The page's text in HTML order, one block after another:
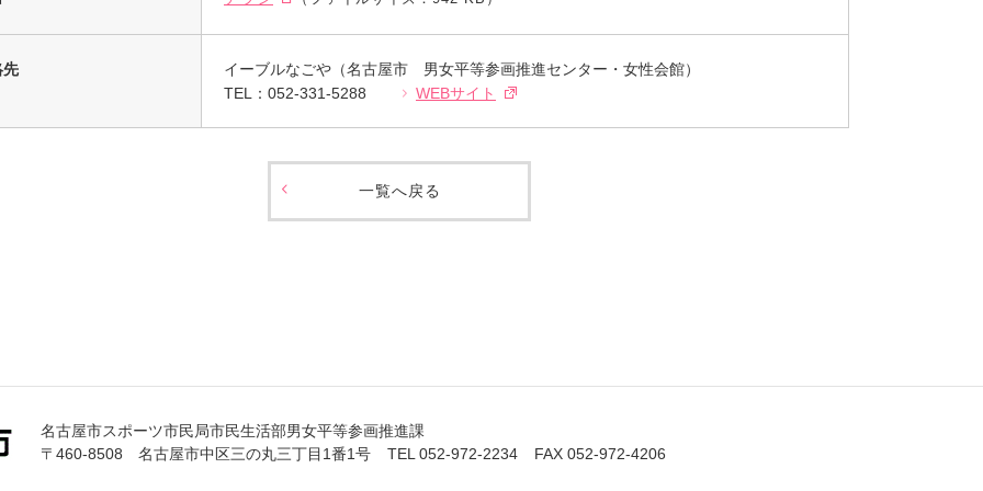
先
イーブルなごや（名古屋市 男女平等参画推進センター・女性会館）
TEL：052-331-5288
WEBサイト
一覧へ戻る
名古屋市スポーツ市民局市民生活部男女平等参画推進課
〒460-8508 名古屋市中区三の丸三丁目1番1号
TEL 052-972-2234 FAX 052-972-4206